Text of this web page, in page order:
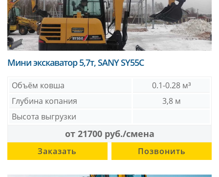
Мини экскаватор 5,7т, SANY SY55С
Объём ковша
0.1-0.28 м³
Глубина копания
3,8 м
Высота выгрузки
от 21700 руб./смена
Заказать Позвонить